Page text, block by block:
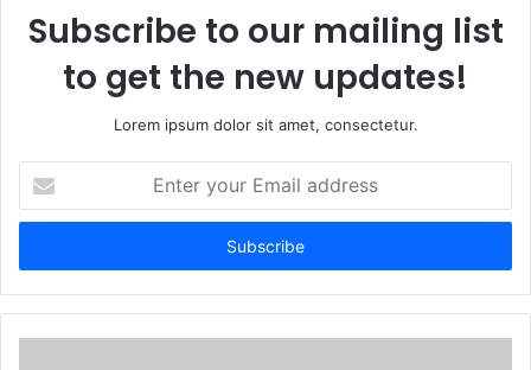
Subscribe to our mailing list
to get the new updates!
Lorem ipsum dolor sit amet, consectetur.
t
r
y